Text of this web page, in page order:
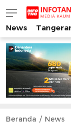
INFO
Media Kaum
News
Beranda News